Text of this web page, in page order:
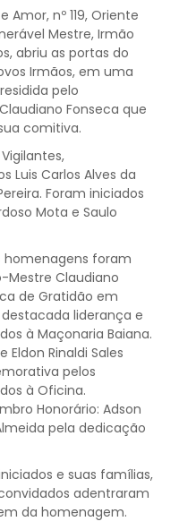
Amor, nº 119, Oriente
Mestre, Irmão
abriu as portas do
Irmãos, em uma
pelo
Fonseca que
comitiva.
Luis Carlos Alves da
Foram iniciados
Mota e Saulo
homenagens foram
Mestre Claudiano
de Gratidão em
liderança e
à Maçonaria Baiana.
Eldon Rinaldi Sales
pelos
à Oficina.
Honorário: Adson
pela dedicação
e suas famílias,
adentraram
da homenagem.